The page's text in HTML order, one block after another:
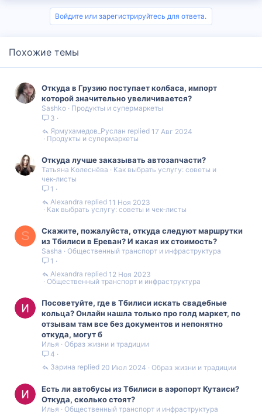
Войдите или зарегистрируйтесь для ответа.
Похожие темы
Откуда в Грузию поступает колбаса, импорт
которой значительно увеличивается?
Sashko
Продукты и супермаркеты
3
Продукты и супермаркеты
17 Авг 2024
Ярмухамедов_Руслан
Откуда лучше заказывать автозапчасти?
Татьяна Колеснёва
Как выбрать услугу: советы и
чек‑листы
1
Как выбрать услугу: советы и чек‑листы
11 Ноя 2023
Alexandra
S
Скажите, пожалуйста, откуда следуют маршрутки
из Тбилиси в Ереван? И какая их стоимость?
Sasha
Общественный транспорт и инфраструктура
1
Общественный транспорт и инфраструктура
12 Ноя 2023
Alexandra
Посоветуйте, где в Тбилиси искать свадебные
кольца? Онлайн нашла только про голд маркет, по
отзывам там все без документов и непонятно
откуда, могут б
Илья
Образ жизни и традиции
4
Образ жизни и традиции
20 Июл 2024
Зарина
Есть ли автобусы из Тбилиси в аэропорт Кутаиси?
Откуда, сколько стоят?
Илья
Общественный транспорт и инфраструктура